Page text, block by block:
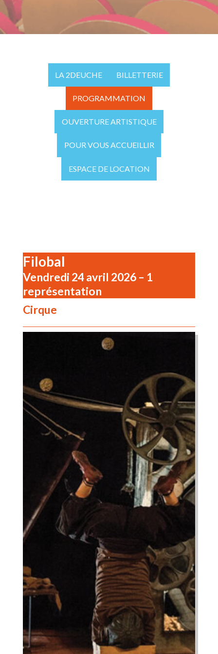
LA 2DEUCHE BILLETTERIE
PROGRAMMATION
OUVERTURE ARTISTIQUE
POUR VOUS ACCUEILLIR
ESPACE DE LOCATION
Filobal
Vendredi 24 avril 2026 – 1
représentation
Cirque